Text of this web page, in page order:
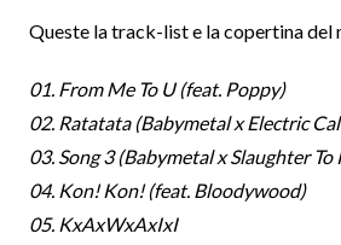
Queste la track-list e la copertina del
01. From Me To U (feat. Poppy)
02. Ratatata (Babymetal x Electric
03. Song 3 (Babymetal x Slaughter To
04. Kon! Kon! (feat. Bloodywood)
05. KxAxWxAxIxI